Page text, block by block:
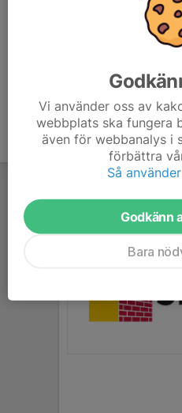
Vi använder oss av
webbplats ska fungera
även för webbanalys i
förbättra
Så
Godkänn
Bara